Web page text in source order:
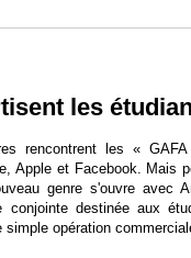
les
rencontrent les «
Apple et Facebook. Mais
genre s'ouvre avec
conjointe destinée aux
simple opération